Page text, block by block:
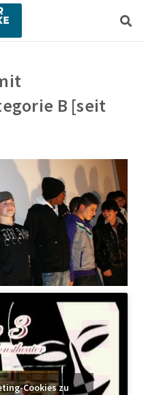
B [seit
Cookies zu